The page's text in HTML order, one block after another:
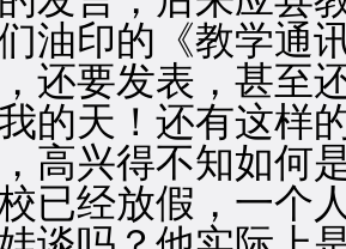
油印的《教学通
还要发表，甚至
天！还有这样的
高兴得不知如何
已经放假，一个